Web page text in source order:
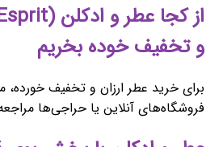
و تخفیف خوده بخریم
برای خرید عطر ارزان و تخفیف خورده،
فروشگاه‌های آنلاین یا حراجی‌ها